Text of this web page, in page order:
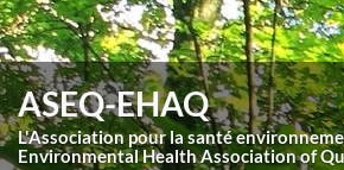
ASEQ-EHAQ
L'Association pour la santé
Environmental Health Association of